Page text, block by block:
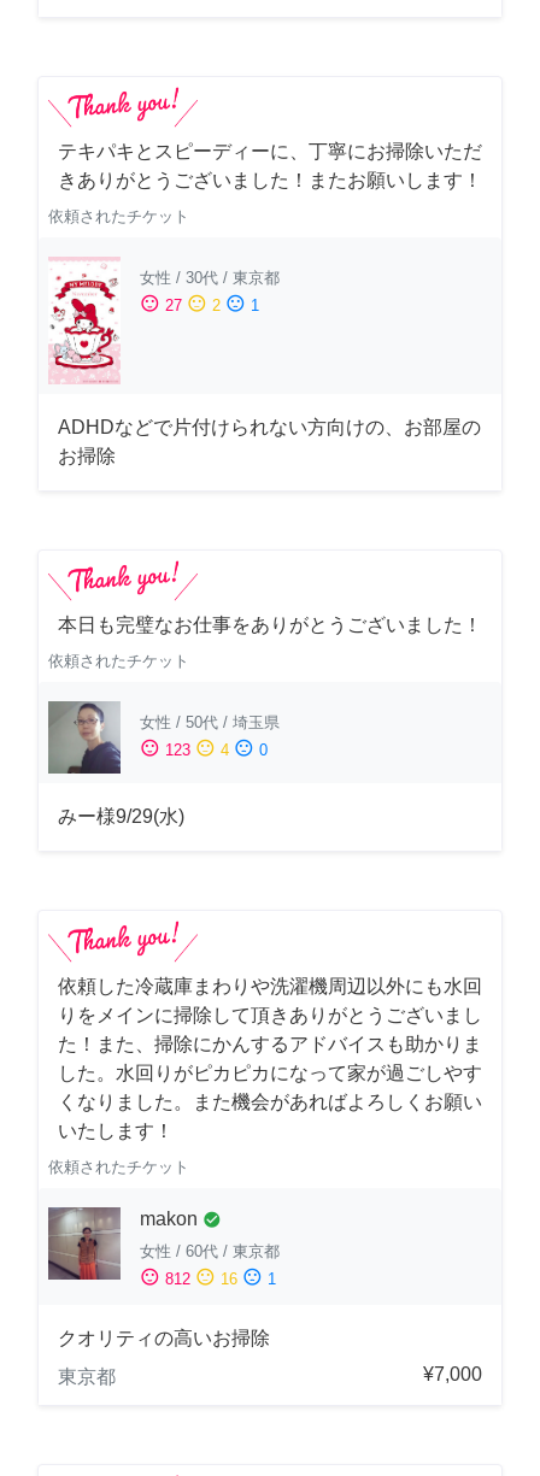
テキパキとスピーディーに、丁寧にお掃除いただ
きありがとうございました！またお願いします！
依頼されたチケット
女性 / 30代 / 東京都
sentiment_satisfied 27 sentiment_neutral 2 sentiment_dissatisfied 1
ADHDなどで片付けられない方向けの、お部屋の
お掃除
本日も完璧なお仕事をありがとうございました！
依頼されたチケット
女性 / 50代 / 埼玉県
sentiment_satisfied 123 sentiment_neutral 4 sentiment_dissatisfied 0
みー様9/29(水)
依頼した冷蔵庫まわりや洗濯機周辺以外にも水回
りをメインに掃除して頂きありがとうございまし
た！また、掃除にかんするアドバイスも助かりま
した。水回りがピカピカになって家が過ごしやす
くなりました。また機会があればよろしくお願い
いたします！
依頼されたチケット
makon check_circle
女性 / 60代 / 東京都
sentiment_satisfied 812 sentiment_neutral 16 sentiment_dissatisfied 1
クオリティの高いお掃除
東京都
¥7,000